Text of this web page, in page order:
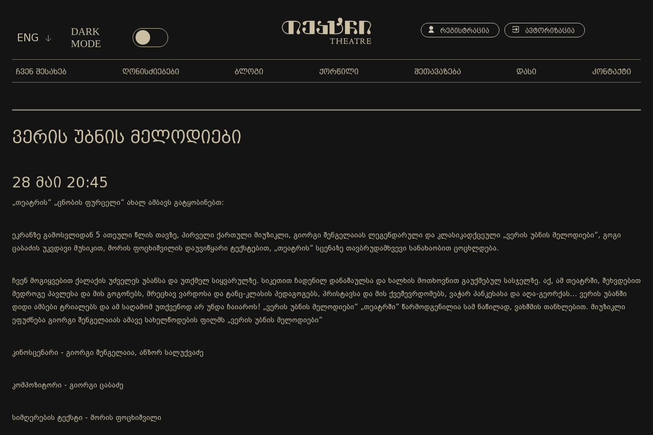
ENG
DARK
MODE
ᲠᲔᲒᲘᲡᲢᲠᲐᲪᲘᲐ ᲐᲕᲢᲝᲠᲘᲖᲐᲪᲘᲐ
ᲩᲕᲔᲜ ᲨᲔᲡᲐᲮᲔᲑ ᲦᲝᲜᲘᲡᲫᲘᲔᲑᲔᲑᲘ ᲑᲚᲝᲒᲘ ᲥᲝᲠᲬᲘᲚᲘ ᲨᲔᲗᲐᲕᲐᲖᲔᲑᲐ ᲓᲐᲡᲘ ᲙᲝᲜᲢᲐᲥᲢᲘ
ᲕᲔᲠᲘᲡ ᲣᲑᲜᲘᲡ ᲛᲔᲚᲝᲓᲘᲔᲑᲘ
28 ᲛᲐᲘ 20:45
„თეატრის“ „ცნობის ფურცელი“ ახალ ამბავს გატყობინებთ:
ეკრანზე გამოსვლიდან 5 ათეული წლის თავზე, პირველი ქართული მიუზიკლი, გიორგი შენგელაიას ლეგენდარული და კლასიკადქცეული „ვერის უბნის მელოდიები“, გოგი
ცაბაძის უკვდავი მუსიკით, მორის ფოცხიშვილის დაუვიწყარი ტექსტებით, „თეატრის“ სცენაზე თავბრუდამხვევი სანახაობით ცოცხლდება.
ჩვენ მოგიყვებით ქალაქის უძველეს უბანსა და უთქმელ სიყვარულზე. სიკეთით ჩადენილ დანაშაულსა და ხალხის მოთხოვნით გაუქმებულ სასჯელზე. აქ, ამ თეატრში, შეხვდებით
მედროგე პავლესა და მის გოგონებს, მრეცხავ ვარდოსა და ტანც-კლასის პედაგოგებს, პრისტავსა და მის ქვეშევრდომებს, ვაჭარ პანკესასა და აღა-გეორქას... ვერის უბანში
დიდი ამბები ტრიალებს და ამ საღამომ უთქვენოდ არ უნდა ჩაიაროს! „ვერის უბნის მელოდიები“ „თეატრში“ წარმოდგენილია სამ ნაწილად, ვახშმის თანხლებით. მიუზიკლი
ეფუძნება გიორგი შენგელაიას ამავე სახელწოდების ფილმს „ვერის უბნის მელოდიები“
კინოსცენარი - გიორგი შენგელაია, ანზორ სალუქვაძე
კომპოზიტორი - გიორგი ცაბაძე
სიმღერების ტექსტი - მორის ფოცხიშვილი